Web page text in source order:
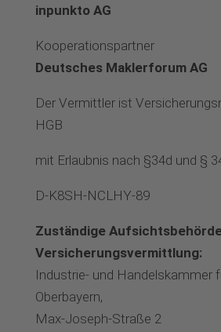
inpunkto AG
Kooperationspartner
Deutsches Maklerforum AG
Der Vermittler ist
HGB
mit Erlaubnis nach §34d und §
D-K8SH-NCLHY-89
Zuständige
Versicherungsvermittlung:
Industrie- und Handelskammer
Oberbayern,
Max-Joseph-Straße 2